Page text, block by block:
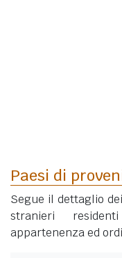
Paesi di
Segue il dettaglio
stranieri
appartenenza ed